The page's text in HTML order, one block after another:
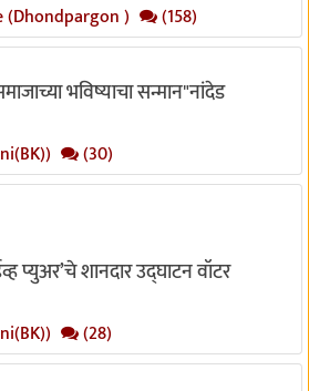
(Dhondpargon ) (158)
भविष्याचा सन्मान"नांदेड
(30)
प्युअर’चे शानदार उद्घाटन वॉटर
(28)